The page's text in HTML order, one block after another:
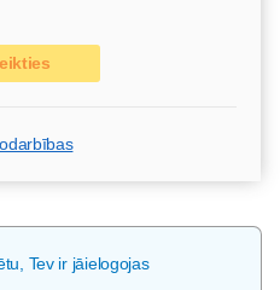
Tev ir jāielogojas